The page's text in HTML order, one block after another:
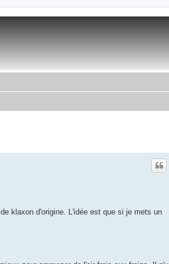
klaxon d'origine. L'idée est que si je mets un